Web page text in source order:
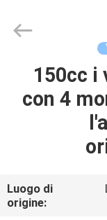
CASA
PRODOTTI
NOI
Rongyao
Vehicle
150cc i
con 4
Luogo di
origine: